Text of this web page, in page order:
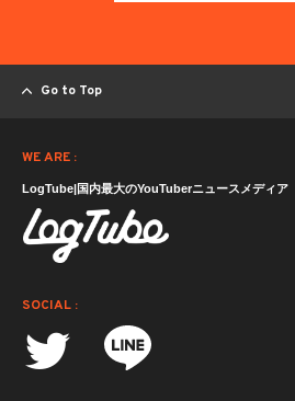
Go to Top
WE ARE :
LogTube|国内最大のYouTuberニュースメディア
SOCIAL :